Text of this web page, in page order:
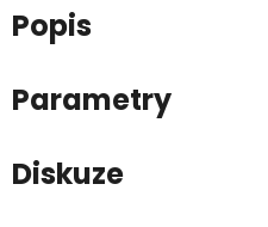
Popis
Parametry
Diskuze